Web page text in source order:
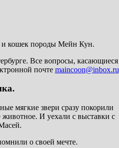
и кошек породы Мейн Кун.
Все вопросы, касающиеся
почте maincoon@inbox.ru
мягкие звери сразу покорили
животное. И уехали с выставки с
о своей мечте.